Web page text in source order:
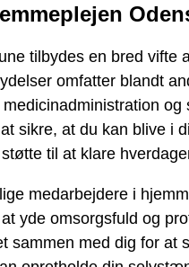
tilbydes en bred vifte
omfatter blandt
og
sikre, at du kan blive i
til at klare
medarbejdere i
yde omsorgsfuld og
sammen med dig for at